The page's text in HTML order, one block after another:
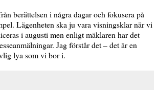
berättelsen i några dagar och fokusera på
Lägenheten ska ju vara visningsklar när vi
i augusti men enligt mäklaren har det
Jag förstår det – det är en
lya som vi bor i.